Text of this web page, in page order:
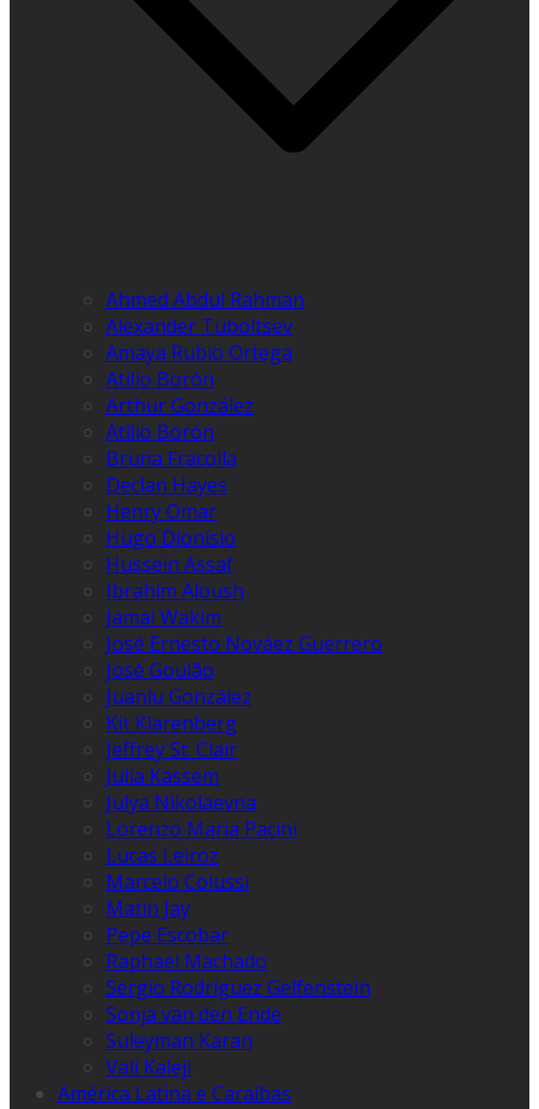
Ahmed Abdul Rahman
Alexander Tuboltsev
Amaya Rubio Ortega
Atilio Borón
Arthur González
Atilio Borón
Bruna Fracolla
Declan Hayes
Henry Omar
Hugo Dionísio
Hussein Assaf
Ibrahim Aloush
Jamal Wakim
José Ernesto Nováez Guerrero
José Goulão
Juanlu González
Kit Klarenberg
Jeffrey St. Clair
Julia Kassem
Julya Nikolaevna
Lorenzo Maria Pacini
Lucas Leiroz
Marcelo Colussi
Matin Jay
Pepe Escobar
Raphael Machado
Sergio Rodríguez Gelfenstein
Sonja van den Ende
Suleyman Karan
Vali Kaleji
América Latina e Caraíbas